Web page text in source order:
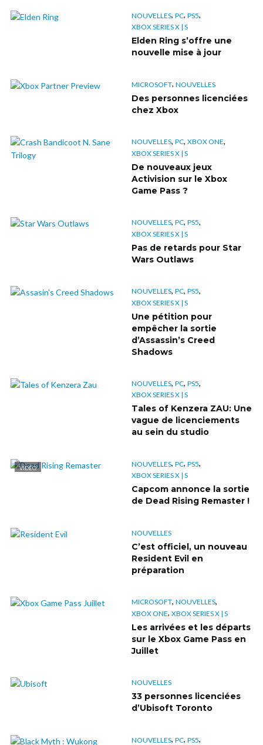
NOUVELLES, PC, PS5,
XBOX SERIES X | S
Elden Ring s’offre une
nouvelle mise à jour
MICROSOFT, NOUVELLES
Des personnes licenciées
chez Xbox
NOUVELLES, PC, XBOX ONE,
XBOX SERIES X | S
De nouveaux jeux
Activision sur le Xbox
Game Pass ?
NOUVELLES, PC, PS5,
XBOX SERIES X | S
Pas de retards pour Star
Wars Outlaws
NOUVELLES, PC, PS5,
XBOX SERIES X | S
Une pétition pour
empêcher la sortie
d’Assassin’s Creed
Shadows
NOUVELLES, PC, PS5,
XBOX SERIES X | S
Tales of Kenzera ZAU: Une
vague de licenciements
au sein du studio
VIDÉO
NOUVELLES, PC, PS5,
XBOX SERIES X | S
Capcom annonce la sortie
de Dead Rising Remaster !
NOUVELLES
C’est officiel, un nouveau
Resident Evil en
préparation
MICROSOFT, NOUVELLES,
XBOX ONE, XBOX SERIES X | S
Les arrivées et les départs
sur le Xbox Game Pass en
Juillet
NOUVELLES
33 personnes licenciées
d’Ubisoft Toronto
NOUVELLES, PC, PS5,